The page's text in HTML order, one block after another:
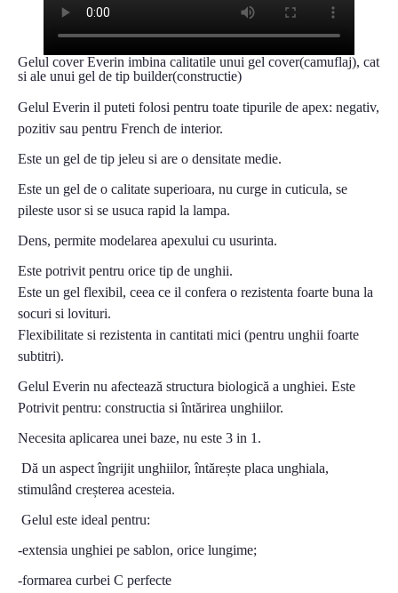
Gelul cover Everin imbina calitatile unui gel cover(camuflaj), cat
si ale unui gel de tip builder(constructie)
Gelul Everin il puteti folosi pentru toate tipurile de apex: negativ,
pozitiv sau pentru French de interior.
Este un gel de tip jeleu si are o densitate medie.
Este un gel de o calitate superioara, nu curge in cuticula, se
pileste usor si se usuca rapid la lampa.
Dens, permite modelarea apexului cu usurinta.
Este potrivit pentru orice tip de unghii.
Este un gel flexibil, ceea ce il confera o rezistenta foarte buna la
socuri si lovituri.
Flexibilitate si rezistenta in cantitati mici (pentru unghii foarte
subtitri).
Gelul Everin nu afectează structura biologică a unghiei. Este
Potrivit pentru: constructia si întărirea unghiilor.
Necesita aplicarea unei baze, nu este 3 in 1.
Dă un aspect îngrijit unghiilor, întărește placa unghiala,
stimulând creșterea acesteia.
Gelul este ideal pentru:
-extensia unghiei pe sablon, orice lungime;
-formarea curbei C perfecte